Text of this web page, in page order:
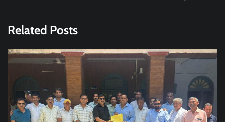
Related Posts